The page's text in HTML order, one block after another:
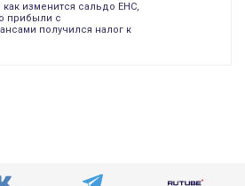
как изменится сальдо ЕНС,
прибыли с
получился налог к